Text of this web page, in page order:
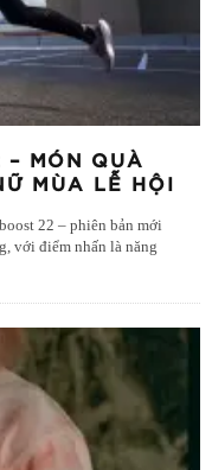
– MÓN QUÀ
MÙA LỄ HỘI
22 – phiên bản mới
với điểm nhấn là năng